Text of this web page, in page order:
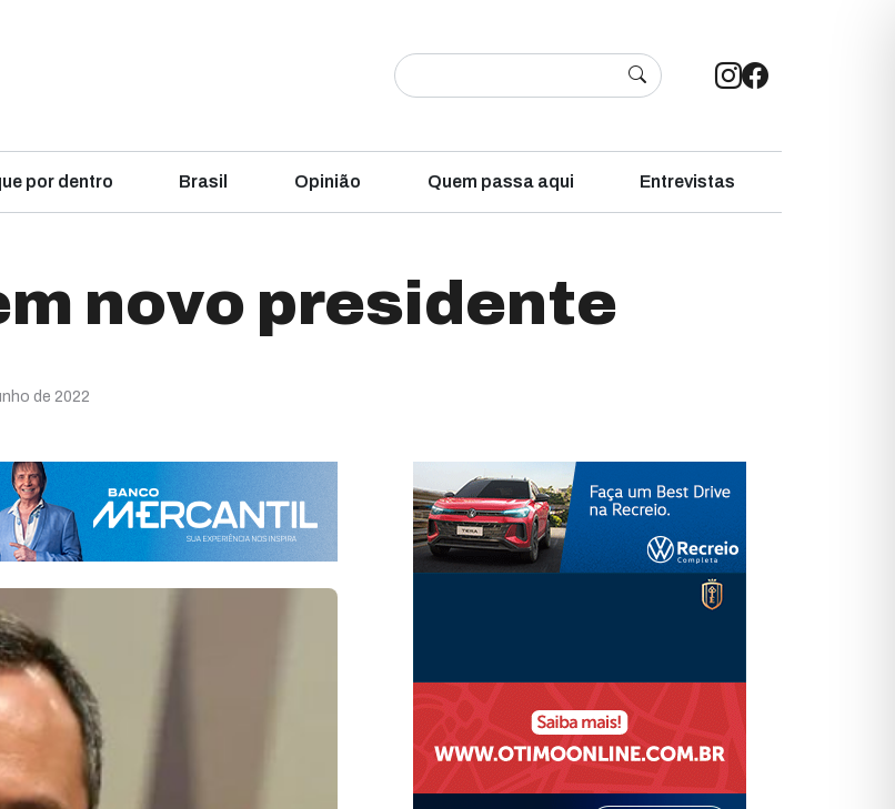
por dentro Brasil Opinião Quem passa aqui Entrevistas
novo presidente
de 2022